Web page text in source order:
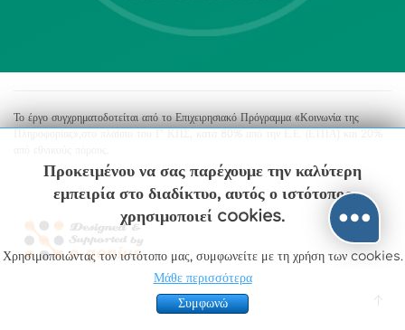
Το έργο συγχρηματοδοτείται από το Επιχειρησιακό Πρόγραμμα «Κοινωνία της
Προκειμένου να σας παρέχουμε την καλύτερη
εμπειρία στο διαδίκτυο, αυτός ο ιστότοπος
χρησιμοποιεί cookies.
Χρησιμοποιώντας τον ιστότοπο μας, συμφωνείτε με τη χρήση των cookies.
Μάθε περισσότερα
Συμφωνώ